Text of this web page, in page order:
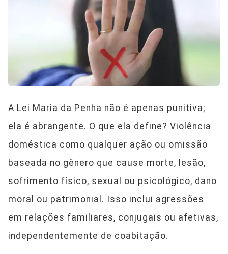
A Lei Maria da Penha não é apenas punitiva;
ela é abrangente. O que ela define? Violência
doméstica como qualquer ação ou omissão
baseada no gênero que cause morte, lesão,
sofrimento físico, sexual ou psicológico, dano
moral ou patrimonial. Isso inclui agressões
em relações familiares, conjugais ou afetivas,
independentemente de coabitação.